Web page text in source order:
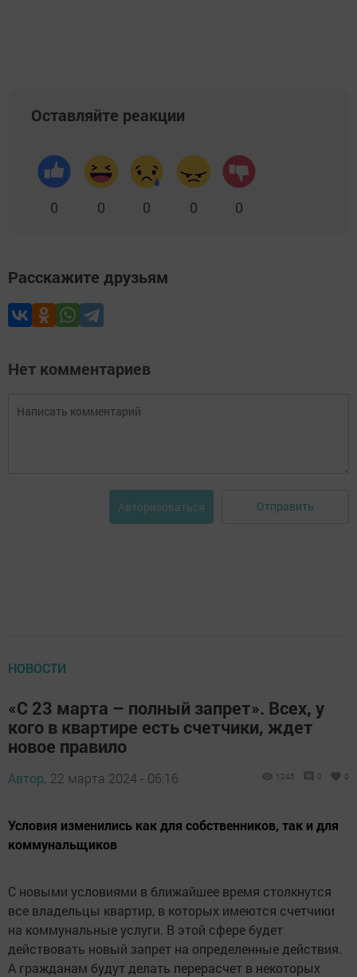
Оставляйте реакции
0 0 0 0 0
Расскажите друзьям
Нет комментариев
Авторизоваться Отправить
НОВОСТИ
«С 23 марта – полный запрет». Всех, у
кого в квартире есть счетчики, ждет
новое правило
Автор, 22 марта 2024 - 06:16 1245 0 0
Условия изменились как для собственников, так и для
коммунальщиков
С новыми условиями в ближайшее время столкнутся
все владельцы квартир, в которых имеются счетчики
на коммунальные услуги. В этой сфере будет
действовать новый запрет на определенные действия.
А гражданам будут делать перерасчет в некоторых